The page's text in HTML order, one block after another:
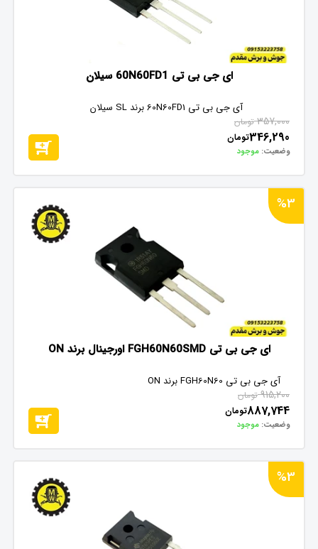
ای جی بی تی 60N60FD1 سیلان
آی جی بی تی 60N60FD1 برند SL سیلان
357,000 تومان
346,290تومان
وضعیت: موجود
%3
ای جی بی تی FGH60N60SMD اورجینال برند ON
آی جی بی تی FGH60N60 برند ON
915,200 تومان
887,744تومان
وضعیت: موجود
%3